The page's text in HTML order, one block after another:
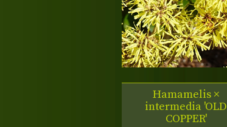
Hamamelis ×
intermedia 'OLD
COPPER'